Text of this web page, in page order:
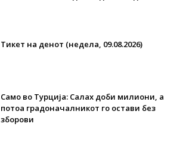
Тикет на денот (недела, 09.08.2026)
Само во Турција: Салах доби милиони, а
потоа градоначалникот го остави без
зборови